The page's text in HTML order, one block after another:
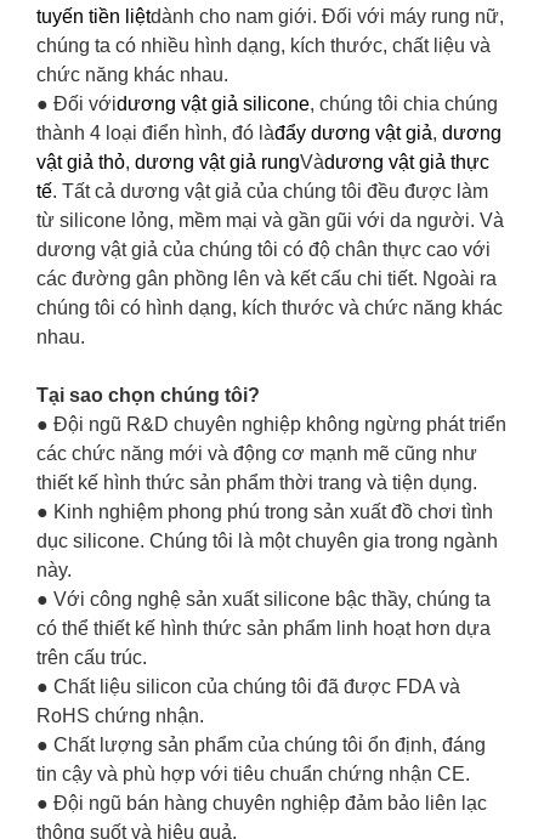
tuyến tiền liệtdành cho nam giới. Đối với máy rung nữ,
chúng ta có nhiều hình dạng, kích thước, chất liệu và
chức năng khác nhau.
● Đối vớidương vật giả silicone, chúng tôi chia chúng
thành 4 loại điển hình, đó làđẩy dương vật giả,dương
vật giả thỏ,dương vật giả rungVàdương vật giả thực
tế. Tất cả dương vật giả của chúng tôi đều được làm
từ silicone lỏng, mềm mại và gần gũi với da người. Và
dương vật giả của chúng tôi có độ chân thực cao với
các đường gân phồng lên và kết cấu chi tiết. Ngoài ra
chúng tôi có hình dạng, kích thước và chức năng khác
nhau.
Tại sao chọn chúng tôi?
● Đội ngũ R&D chuyên nghiệp không ngừng phát triển
các chức năng mới và động cơ mạnh mẽ cũng như
thiết kế hình thức sản phẩm thời trang và tiện dụng.
● Kinh nghiệm phong phú trong sản xuất đồ chơi tình
dục silicone. Chúng tôi là một chuyên gia trong ngành
này.
● Với công nghệ sản xuất silicone bậc thầy, chúng ta
có thể thiết kế hình thức sản phẩm linh hoạt hơn dựa
trên cấu trúc.
● Chất liệu silicon của chúng tôi đã được FDA và
RoHS chứng nhận.
● Chất lượng sản phẩm của chúng tôi ổn định, đáng
tin cậy và phù hợp với tiêu chuẩn chứng nhận CE.
● Đội ngũ bán hàng chuyên nghiệp đảm bảo liên lạc
thông suốt và hiệu quả.